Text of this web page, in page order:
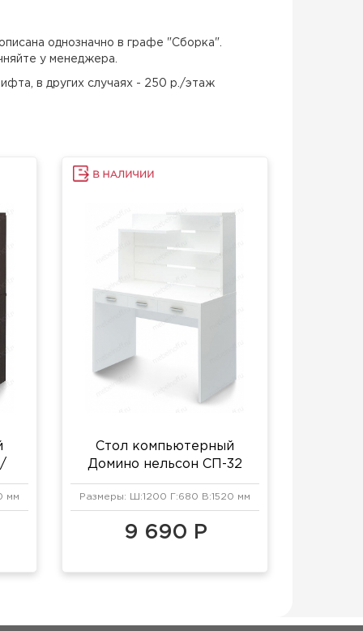
однозначно в графе "Сборка".
у менеджера.
в других случаях - 250 р./этаж
мм
Стол компьютерный
Домино нельсон СП-32
белый жемчуг
Размеры: Ш:1200 Г:680 В:1520 мм
9 690 Р